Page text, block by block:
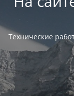
Технические